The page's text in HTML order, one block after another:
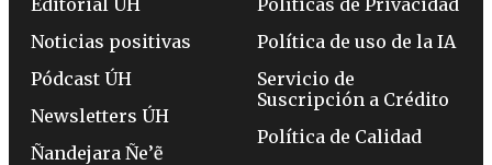
Noticias positivas
Pódcast ÚH
Newsletters ÚH
Ñandejara Ñe’ẽ
Política de uso de la IA
Servicio de
Suscripción a Crédito
Política de Calidad